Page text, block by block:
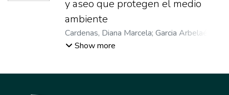
y aseo que protegen el medio
ambiente
Cardenas, Diana Marcela; Garcia Arbelaéz,
Beatriz;Cadavid, Olga Lorena
Show more